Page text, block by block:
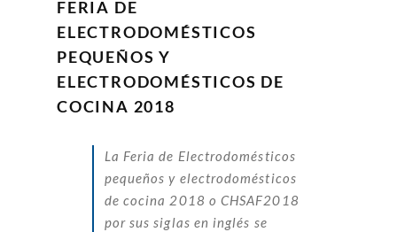
FERIA DE
ELECTRODOMÉSTICOS
PEQUEÑOS Y
ELECTRODOMÉSTICOS DE
COCINA 2018
La Feria de Electrodomésticos
pequeños y electrodomésticos
de cocina 2018 o CHSAF2018
por sus siglas en inglés se